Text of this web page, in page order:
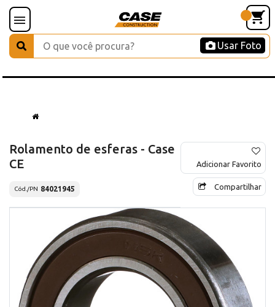
Usar Foto
Rolamento de esferas - Case
CE
Cód./PN 84021945
Adicionar Favorito
Compartilhar